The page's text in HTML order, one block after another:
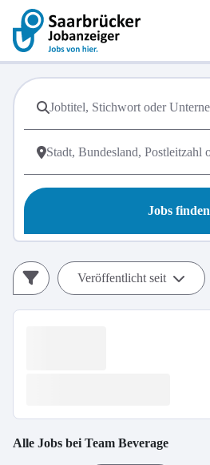
Jobs finden
Veröffentlicht seit
Alle Jobs bei Team Beverage